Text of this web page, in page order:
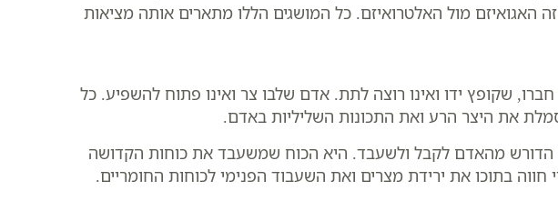
האגואיזם מול האלטרואיזם. כל המושגים הללו מתארים אותה מציאות
שקופץ ידו ואינו רוצה לתת. אדם שלבו צר ואינו פתוח להשפיע. כל
את היצר הרע ואת התכונות השליליות באדם.
הדורש מהאדם לקבל ולשעבד. היא הכוח שמשעבד את כוחות הקדושה
בתוכו את ירידת מצרים ואת השעבוד הפנימי לכוחות החומריים.